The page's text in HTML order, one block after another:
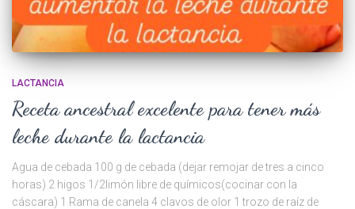
LACTANCIA
Receta ancestral excelente para tener más
leche durante la lactancia
Agua de cebada 100 g de cebada (dejar remojar de tres a cinco
horas) 2 higos 1/2limón libre de químicos(cocinar con la
cáscara) 1 Rama de canela 4 clavos de olor 1 trozo de raíz de